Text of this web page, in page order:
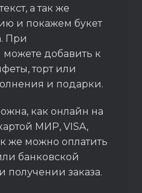
а так же
и покажем букет
При
добавить к
торт или
и подарки.
как онлайн на
МИР, VISA,
же можно оплатить
банковской
получении заказа.